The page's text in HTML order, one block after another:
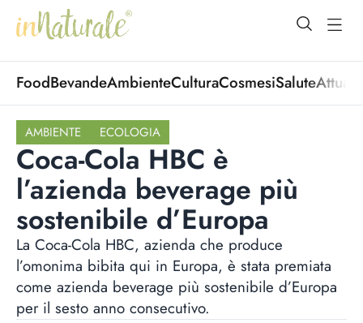
open
FoodBevandeAmbienteCulturaCosmesiSalute
AMBIENTE ECOLOGIA
Coca-Cola HBC è
l’azienda beverage più
sostenibile d’Europa
La Coca-Cola HBC, azienda che produce
l’omonima bibita qui in Europa, è stata premiata
come azienda beverage più sostenibile d’Europa
per il sesto anno consecutivo.